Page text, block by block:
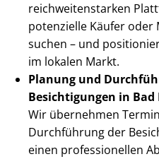
reich­wei­ten­star­ken
potenzielle Käufer oder
suchen – und
im lokalen Markt.
Planung und
Besichtigungen in
Wir übernehmen
Durchführung der
einen professionellen